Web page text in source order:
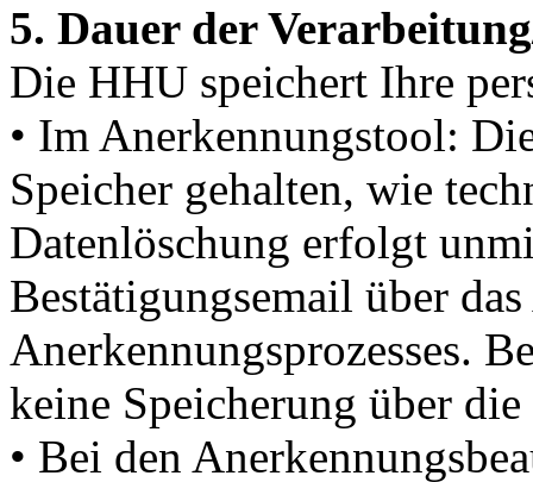
5. Dauer der
Die HHU speichert Ihre
• Im Anerkennungstool:
Speicher gehalten, wie
Datenlöschung erfolgt
Bestätigungsemail über
Anerkennungsprozesses.
keine Speicherung über
• Bei den